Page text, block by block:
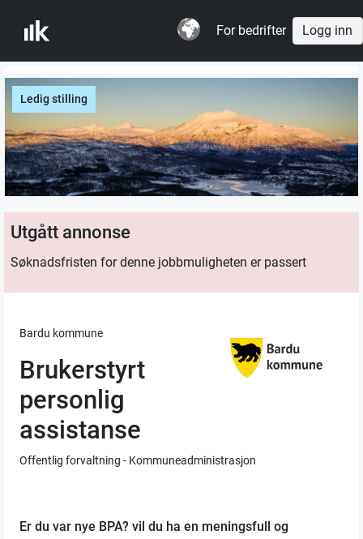
For bedrifter Logg inn
Ledig stilling
Utgått annonse
Søknadsfristen for denne jobbmuligheten er passert
Bardu kommune
Brukerstyrt
personlig
assistanse
Offentlig forvaltning - Kommuneadministrasjon
Er du var nye BPA? vil du ha en meningsfull og